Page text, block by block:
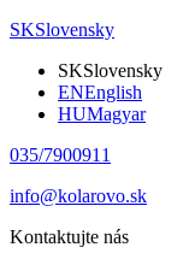
SKSlovensky
SKSlovensky
ENEnglish
HUMagyar
035/7900911
info@kolarovo.sk
Kontaktujte nás